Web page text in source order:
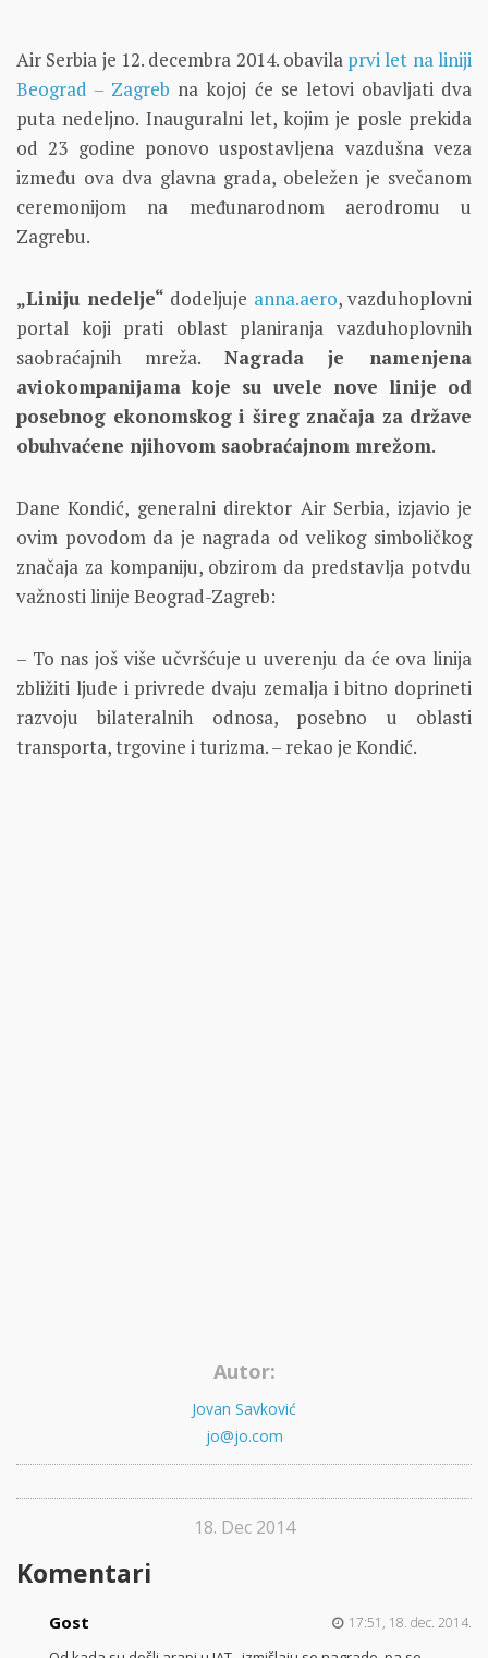
Air Serbia je 12. decembra 2014. obavila prvi let na liniji
Beograd – Zagreb na kojoj će se letovi obavljati dva
puta nedeljno. Inauguralni let, kojim je posle prekida
od 23 godine ponovo uspostavljena vazdušna veza
između ova dva glavna grada, obeležen je svečanom
ceremonijom na međunarodnom aerodromu u
Zagrebu.
„Liniju nedelje“ dodeljuje anna.aero, vazduhoplovni
portal koji prati oblast planiranja vazduhoplovnih
saobraćajnih mreža. Nagrada je namenjena
aviokompanijama koje su uvele nove linije od
posebnog ekonomskog i šireg značaja za države
obuhvaćene njihovom saobraćajnom mrežom.
Dane Kondić, generalni direktor Air Serbia, izjavio je
ovim povodom da je nagrada od velikog simboličkog
značaja za kompaniju, obzirom da predstavlja potvdu
važnosti linije Beograd-Zagreb:
– To nas još više učvršćuje u uverenju da će ova linija
zbližiti ljude i privrede dvaju zemalja i bitno doprineti
razvoju bilateralnih odnosa, posebno u oblasti
transporta, trgovine i turizma. – rekao je Kondić.
Autor:
Jovan Savković
jo@jo.com
18. Dec 2014
Komentari
Gost 17:51, 18. dec. 2014.